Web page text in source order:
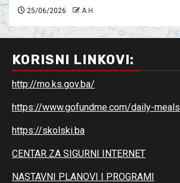
25/06/2026 A.H.
KORISNI LINKOVI:
http://mo.ks.gov.ba/
https://www.gofundme.com/daily-meals
https://skolski.ba
CENTAR ZA SIGURNI INTERNET
NASTAVNI PLANOVI I PROGRAMI